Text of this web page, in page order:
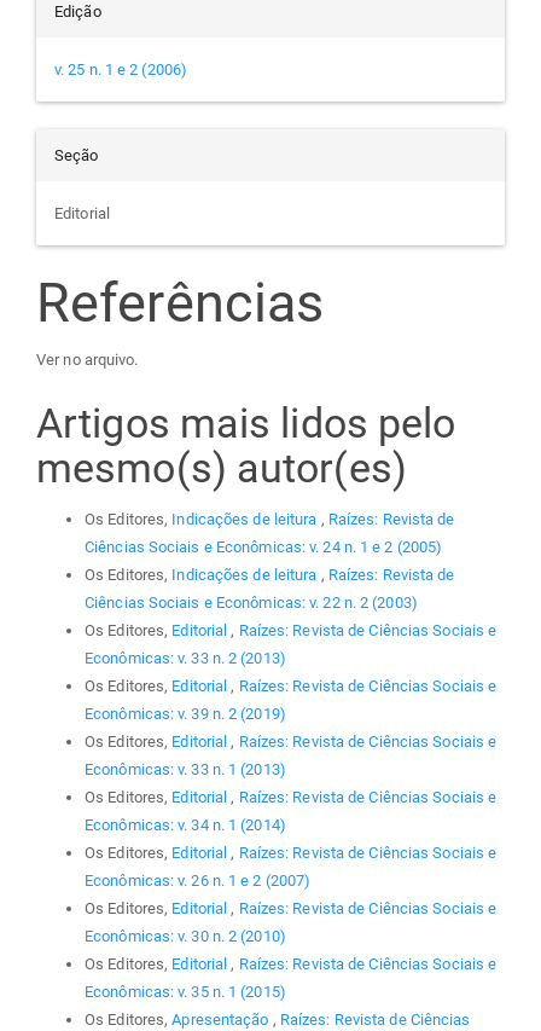
Edição
v. 25 n. 1 e 2 (2006)
Seção
Editorial
Referências
Ver no arquivo.
Artigos mais lidos pelo
mesmo(s) autor(es)
Os Editores, Indicações de leitura , Raízes: Revista de
Ciências Sociais e Econômicas: v. 24 n. 1 e 2 (2005)
Os Editores, Indicações de leitura , Raízes: Revista de
Ciências Sociais e Econômicas: v. 22 n. 2 (2003)
Os Editores, Editorial , Raízes: Revista de Ciências Sociais e
Econômicas: v. 33 n. 2 (2013)
Os Editores, Editorial , Raízes: Revista de Ciências Sociais e
Econômicas: v. 39 n. 2 (2019)
Os Editores, Editorial , Raízes: Revista de Ciências Sociais e
Econômicas: v. 33 n. 1 (2013)
Os Editores, Editorial , Raízes: Revista de Ciências Sociais e
Econômicas: v. 34 n. 1 (2014)
Os Editores, Editorial , Raízes: Revista de Ciências Sociais e
Econômicas: v. 26 n. 1 e 2 (2007)
Os Editores, Editorial , Raízes: Revista de Ciências Sociais e
Econômicas: v. 30 n. 2 (2010)
Os Editores, Editorial , Raízes: Revista de Ciências Sociais e
Econômicas: v. 35 n. 1 (2015)
Os Editores,Apresentação , Raízes: Revista de Ciências